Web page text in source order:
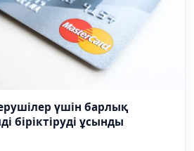
үшін барлық
біріктіруді ұсынды